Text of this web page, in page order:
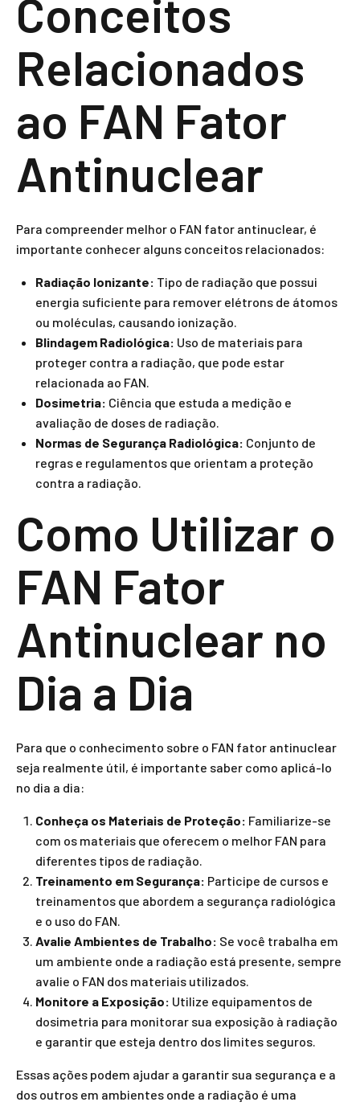
Conceitos
Relacionados
ao FAN Fator
Antinuclear
Para compreender melhor o FAN fator antinuclear, é
importante conhecer alguns conceitos relacionados:
Radiação Ionizante: Tipo de radiação que possui
energia suficiente para remover elétrons de átomos
ou moléculas, causando ionização.
Blindagem Radiológica: Uso de materiais para
proteger contra a radiação, que pode estar
relacionada ao FAN.
Dosimetria: Ciência que estuda a medição e
avaliação de doses de radiação.
Normas de Segurança Radiológica: Conjunto de
regras e regulamentos que orientam a proteção
contra a radiação.
Como Utilizar o
FAN Fator
Antinuclear no
Dia a Dia
Para que o conhecimento sobre o FAN fator antinuclear
seja realmente útil, é importante saber como aplicá-lo
no dia a dia:
Conheça os Materiais de Proteção: Familiarize-se
com os materiais que oferecem o melhor FAN para
diferentes tipos de radiação.
Treinamento em Segurança: Participe de cursos e
treinamentos que abordem a segurança radiológica
e o uso do FAN.
Avalie Ambientes de Trabalho: Se você trabalha em
um ambiente onde a radiação está presente, sempre
avalie o FAN dos materiais utilizados.
Monitore a Exposição: Utilize equipamentos de
dosimetria para monitorar sua exposição à radiação
e garantir que esteja dentro dos limites seguros.
Essas ações podem ajudar a garantir sua segurança e a
dos outros em ambientes onde a radiação é uma